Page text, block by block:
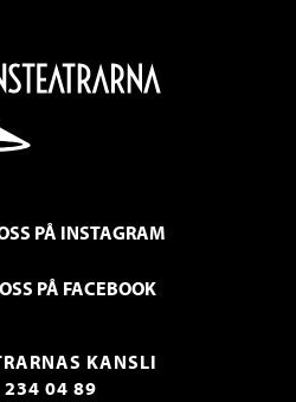
PÅ INSTAGRAM
PÅ FACEBOOK
KANSLI
04 89